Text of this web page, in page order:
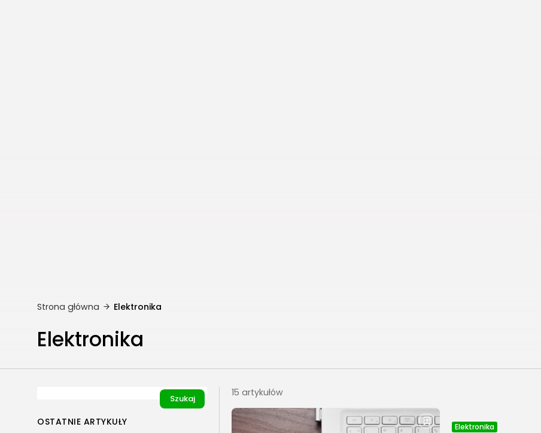
Strona główna Elektronika
Elektronika
15 artykułów
Elektronika
Szukaj
OSTATNIE ARTYKUŁY